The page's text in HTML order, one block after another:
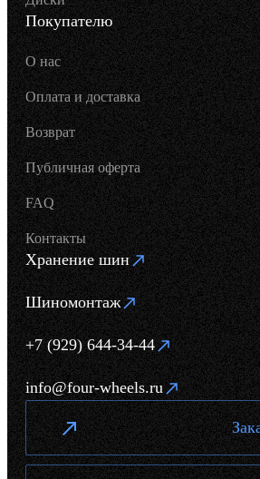
Покупателю
О нас
Оплата и доставка
Возврат
Публичная оферта
FAQ
Контакты
Хранение шин
Шиномонтаж
+7 (929) 644-34-44
info@four-wheels.ru